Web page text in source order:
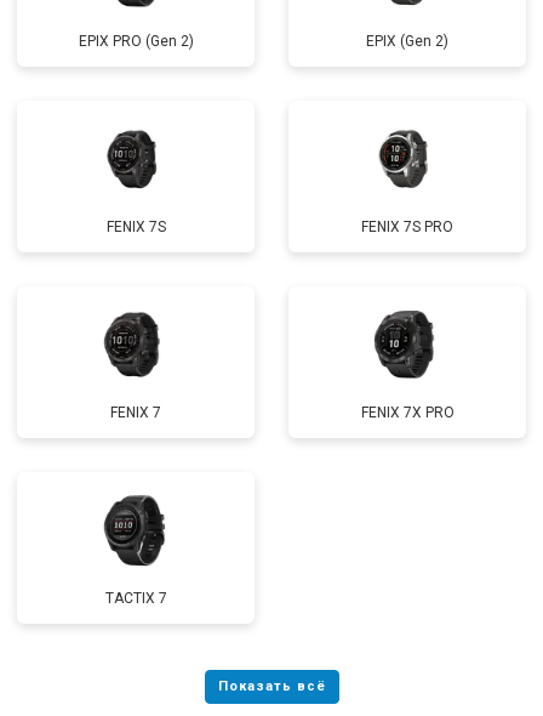
EPIX PRO (Gen 2) EPIX (Gen 2)
FENIX 7S FENIX 7S PRO
FENIX 7 FENIX 7X PRO
TACTIX 7